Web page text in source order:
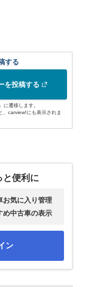
する
を投稿する
遷移します。
、carview!にも表示されま
と便利に
お気に入り管理
め中古車の表示
ン